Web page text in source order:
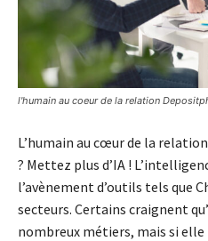
l'humain au coeur de la relation
L’humain au cœur de la
? Mettez plus d’IA !
l’avènement d’outils tels que
secteurs. Certains craignent
nombreux métiers, mais si